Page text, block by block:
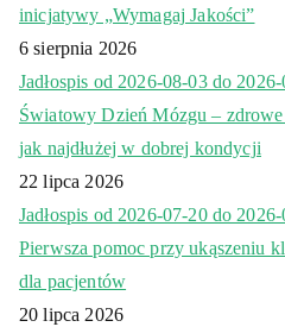
inicjatywy „Wymagaj Jakości”
6 sierpnia 2026
Jadłospis od 2026-08-03 do
Światowy Dzień Mózgu –
jak najdłużej w dobrej kondycji
22 lipca 2026
Jadłospis od 2026-07-20 do
Pierwsza pomoc przy ukąszeniu
dla pacjentów
20 lipca 2026